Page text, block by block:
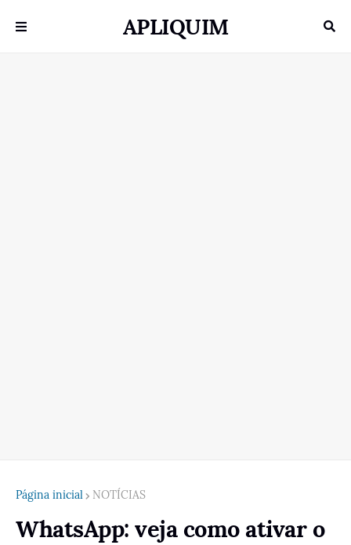
APLIQUIM
Página inicial NOTÍCIAS
WhatsApp: veja como ativar o